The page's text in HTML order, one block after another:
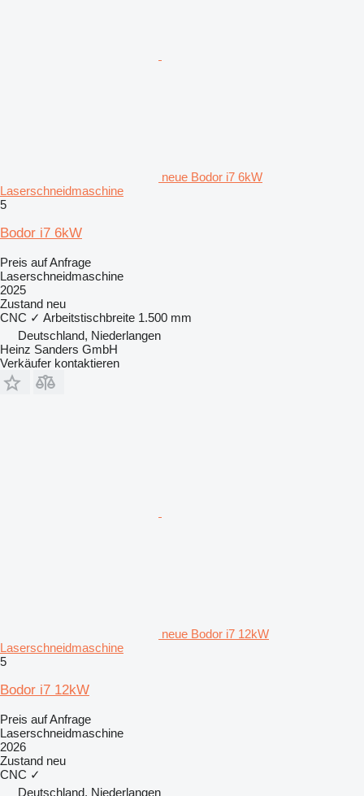
neue Bodor i7 6kW
Laserschneidmaschine
5
Bodor i7 6kW
Preis auf Anfrage
Laserschneidmaschine
2025
Zustand neu
CNC ✓ Arbeitstischbreite 1.500 mm
Deutschland, Niederlangen
Heinz Sanders GmbH
Verkäufer kontaktieren
neue Bodor i7 12kW
Laserschneidmaschine
5
Bodor i7 12kW
Preis auf Anfrage
Laserschneidmaschine
2026
Zustand neu
CNC ✓
Deutschland, Niederlangen